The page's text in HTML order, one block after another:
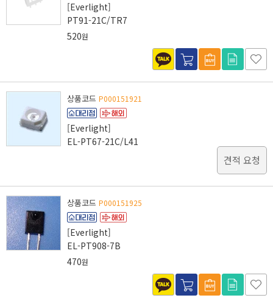
[Everlight]
PT91-21C/TR7
520원
상품코드 P000151921
[Everlight]
EL-PT67-21C/L41
견적 요청
상품코드 P000151925
[Everlight]
EL-PT908-7B
470원